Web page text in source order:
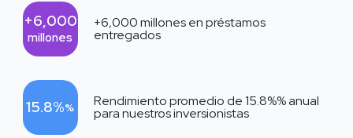
15.8%% Rendimiento promedio de15.8%% anual
para nuestros inversionistas
+6,000
millones
+6,000millones en préstamos
entregados